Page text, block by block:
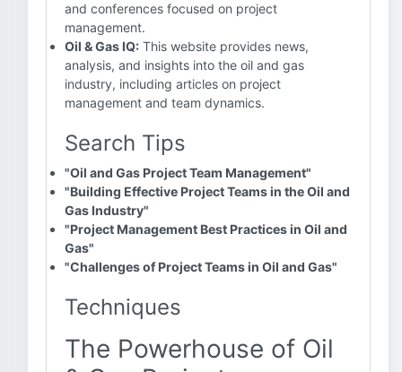
and conferences focused on project
management.
Oil & Gas IQ: This website provides news,
analysis, and insights into the oil and gas
industry, including articles on project
management and team dynamics.
Search Tips
"Oil and Gas Project Team Management"
"Building Effective Project Teams in the Oil and
Gas Industry"
"Project Management Best Practices in Oil and
Gas"
"Challenges of Project Teams in Oil and Gas"
Techniques
The Powerhouse of Oil